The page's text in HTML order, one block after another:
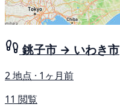
銚子市 → いわき市
2 地点 · 1ヶ月前
11 閲覧